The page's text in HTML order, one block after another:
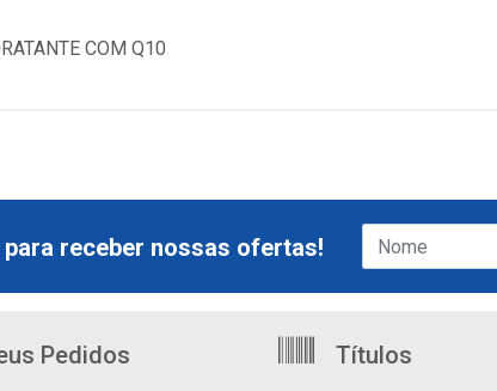
COM Q10
receber nossas ofertas!
Pedidos Títulos